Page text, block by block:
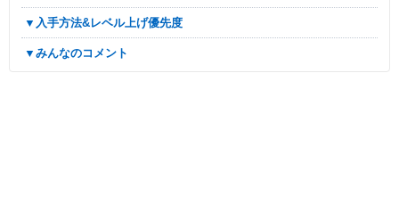
▼入手方法&レベル上げ優先度
▼みんなのコメント